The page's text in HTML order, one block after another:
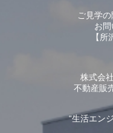
ご見学の
お問
【所
株式会
不動産販
“生活エン